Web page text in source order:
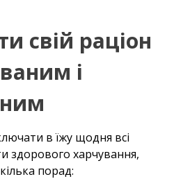
свій раціон
і
в їжу щодня всі
здорового харчування,
порад: